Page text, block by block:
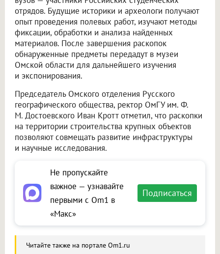
отрядов. Будущие историки и археологи получают
опыт проведения полевых работ, изучают методы
фиксации, обработки и анализа найденных
материалов. После завершения раскопок
обнаруженные предметы передадут в музеи
Омской области для дальнейшего изучения
и экспонирования.
Председатель Омского отделения Русского
географического общества, ректор ОмГУ им. Ф.
М. Достоевского Иван Кротт отметил, что раскопки
на территории строительства крупных объектов
позволяют совмещать развитие инфраструктуры
и научные исследования.
Не пропускайте
важное — узнавайте
первыми с Om1 в
«Макс»
Подписаться
Читайте также на портале Om1.ru